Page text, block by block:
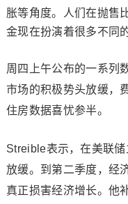
胀等角度。人们在抛售
金现在扮演着很多不同
周四上午公布的一系列
市场的积极势头放缓，
住房数据喜忧参半。
Streible表示，在美联
放缓。到第二季度，经
真正损害经济增长。他